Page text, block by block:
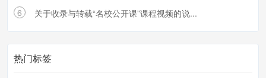
6 关于收录与转载“名校公开课”课程视频的说...
热门标签